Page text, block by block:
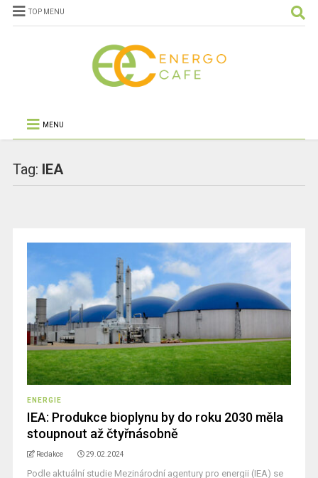
TOP MENU
MENU
Tag: IEA
ENERGIE
IEA: Produkce bioplynu by do roku 2030 měla
stoupnout až čtyřnásobně
Redakce 29.02.2024
Podle aktuální studie Mezinárodní agentury pro energii (IEA) se